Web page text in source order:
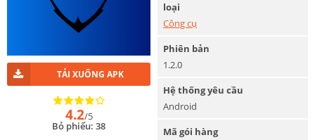
TẢI XUỐNG APK
4.2/5
Bỏ phiếu: 38
loại
Công cụ
Phiên bản
1.2.0
Hệ thống yêu cầu
Android
Mã gói hàng